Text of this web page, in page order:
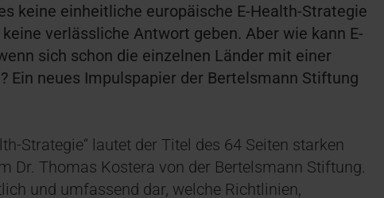
keine einheitliche europäische E-Health-Strategie
verlässliche Antwort geben. Aber wie kann E-
sich schon die einzelnen Länder mit einer
Ein neues Impulspapier der Bertelsmann Stiftung
Strategie“ lautet der Titel des 64 Seiten starken
Dr. Thomas Kostera von der Bertelsmann Stiftung.
und umfassend dar, welche Richtlinien,